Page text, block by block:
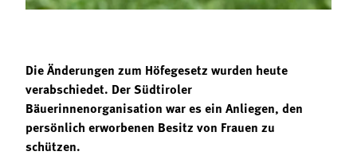
Die Änderungen zum Höfegesetz wurden heute
verabschiedet. Der Südtiroler
Bäuerinnenorganisation war es ein Anliegen, den
persönlich erworbenen Besitz von Frauen zu
schützen.